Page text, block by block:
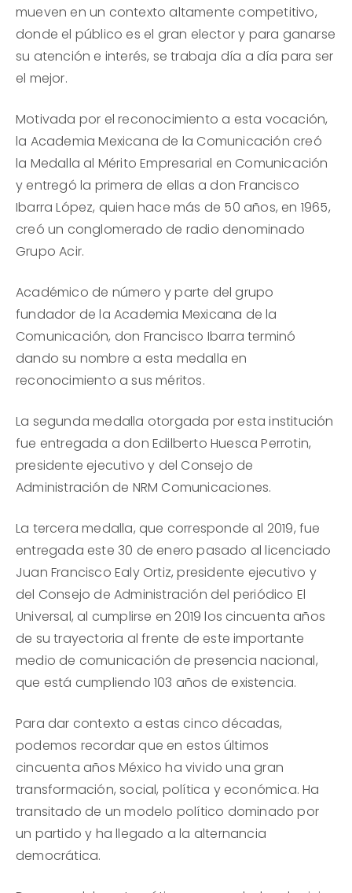
mueven en un contexto altamente competitivo,
donde el público es el gran elector y para ganarse
su atención e interés, se trabaja día a día para ser
el mejor.
Motivada por el reconocimiento a esta vocación,
la Academia Mexicana de la Comunicación creó
la Medalla al Mérito Empresarial en Comunicación
y entregó la primera de ellas a don Francisco
Ibarra López, quien hace más de 50 años, en 1965,
creó un conglomerado de radio denominado
Grupo Acir.
Académico de número y parte del grupo
fundador de la Academia Mexicana de la
Comunicación, don Francisco Ibarra terminó
dando su nombre a esta medalla en
reconocimiento a sus méritos.
La segunda medalla otorgada por esta institución
fue entregada a don Edilberto Huesca Perrotin,
presidente ejecutivo y del Consejo de
Administración de NRM Comunicaciones.
La tercera medalla, que corresponde al 2019, fue
entregada este 30 de enero pasado al licenciado
Juan Francisco Ealy Ortiz, presidente ejecutivo y
del Consejo de Administración del periódico El
Universal, al cumplirse en 2019 los cincuenta años
de su trayectoria al frente de este importante
medio de comunicación de presencia nacional,
que está cumpliendo 103 años de existencia.
Para dar contexto a estas cinco décadas,
podemos recordar que en estos últimos
cincuenta años México ha vivido una gran
transformación, social, política y económica. Ha
transitado de un modelo político dominado por
un partido y ha llegado a la alternancia
democrática.